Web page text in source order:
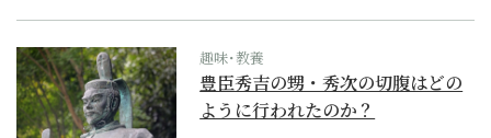
趣味･教養
豊臣秀吉の甥・秀次の切腹はどの
ように行われたのか？